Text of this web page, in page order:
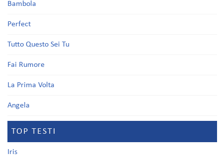
Bambola
Perfect
Tutto Questo Sei Tu
Fai Rumore
La Prima Volta
Angela
TOP TESTI
Iris